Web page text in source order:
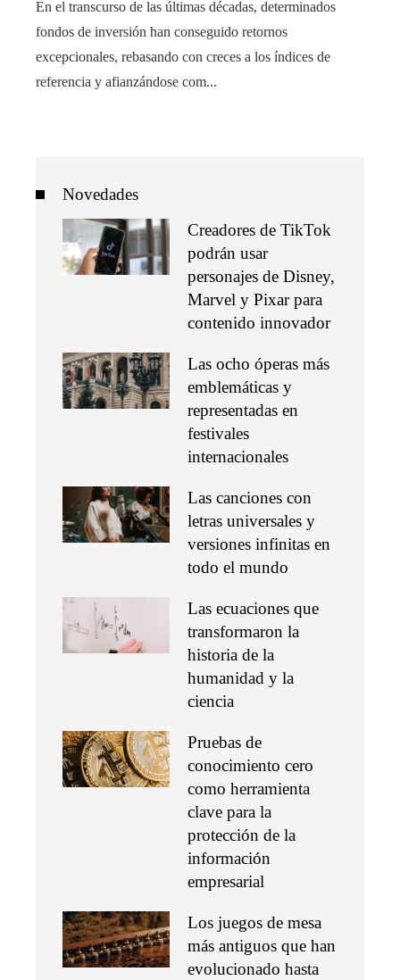
En el transcurso de las últimas décadas, determinados
fondos de inversión han conseguido retornos
excepcionales, rebasando con creces a los índices de
referencia y afianzándose com...
Novedades
Creadores de TikTok
podrán usar
personajes de Disney,
Marvel y Pixar para
contenido innovador
Las ocho óperas más
emblemáticas y
representadas en
festivales
internacionales
Las canciones con
letras universales y
versiones infinitas en
todo el mundo
Las ecuaciones que
transformaron la
historia de la
humanidad y la
ciencia
Pruebas de
conocimiento cero
como herramienta
clave para la
protección de la
información
empresarial
Los juegos de mesa
más antiguos que han
evolucionado hasta